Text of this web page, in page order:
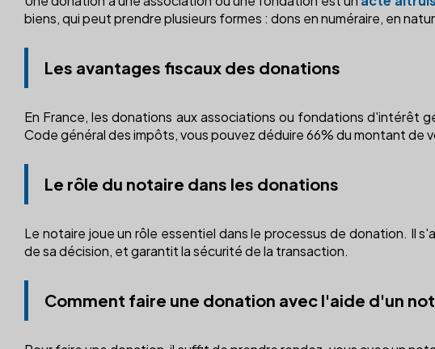
biens, qui peut prendre plusieurs formes : dons en numéraire, en
Les avantages fiscaux des donations
En France, les donations aux associations ou fondations d'intérêt
Code général des impôts, vous pouvez déduire 66% du montant de
Le rôle du notaire dans les donations
Le notaire joue un rôle essentiel dans le processus de donation. Il
de sa décision, et garantit la sécurité de la transaction.
Comment faire une donation avec l'aide d'un